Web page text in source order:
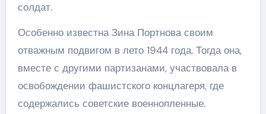
солдат.
Особенно известна Зина Портнова своим
отважным подвигом в лето 1944 года. Тогда она,
вместе с другими партизанами, участвовала в
освобождении фашистского концлагеря, где
содержались советские военнопленные.